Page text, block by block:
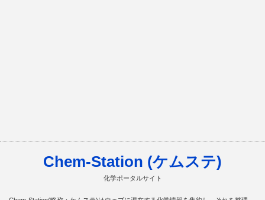
Chem-Station (ケムステ)
化学ポータルサイト